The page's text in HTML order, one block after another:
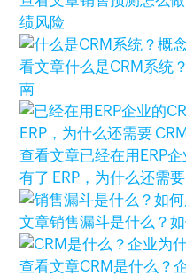
绩风险
看文章什么是CRM系统
南
查看文章已经在用ERP
有了 ERP，为什么还需要
文章销售漏斗是什么？
查看文章CRM是什么？